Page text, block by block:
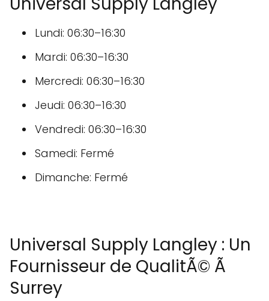
Lundi: 06:30–16:30
Mardi: 06:30–16:30
Mercredi: 06:30–16:30
Jeudi: 06:30–16:30
Vendredi: 06:30–16:30
Samedi: Fermé
Dimanche: Fermé
Universal Supply Langley : Un
Fournisseur de QualitÃ© Ã
Surrey